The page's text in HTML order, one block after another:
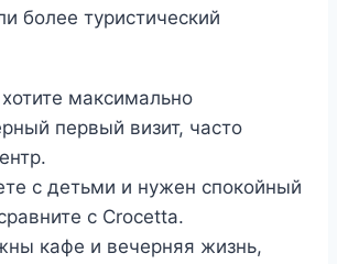
более туристический
максимально
первый визит, часто
с детьми и нужен спокойный
с Crocetta.
кафе и вечерняя жизнь,